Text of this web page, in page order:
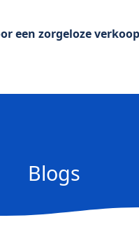
een zorgeloze
Blogs